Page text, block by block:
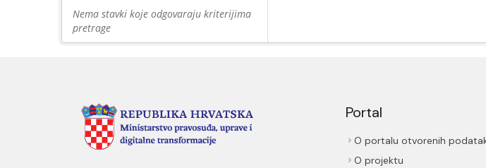
Nema stavki koje odgovaraju kriterijima
pretrage